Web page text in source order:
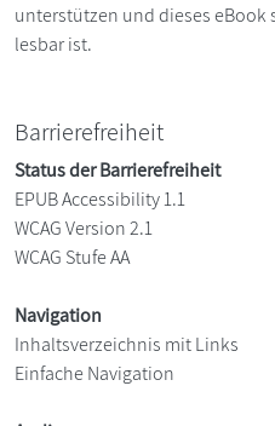
unterstützen und dieses
lesbar ist.
Barrierefreiheit
Status der Barrierefreiheit
EPUB Accessibility 1.1
WCAG Version 2.1
WCAG Stufe AA
Navigation
Inhaltsverzeichnis mit Links
Einfache Navigation